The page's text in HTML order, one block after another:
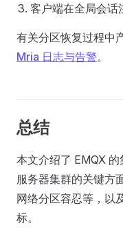
客户端在全局会话
有关分区恢复过程中
Mria 日志与告警。
总结
本文介绍了 EMQX
服务器集群的关键方
网络分区容忍等，以
标。